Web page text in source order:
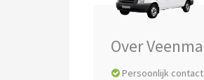
Over Veenma
Persoonlijk contact